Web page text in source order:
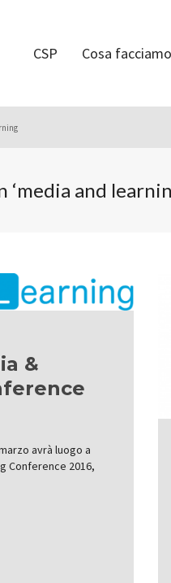
CSP Cosa facciamo
and
&
avrà luogo a
Conference 2016,